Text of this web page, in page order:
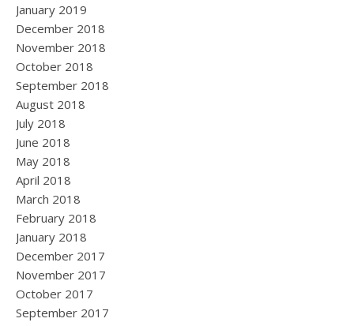
January 2019
December 2018
November 2018
October 2018
September 2018
August 2018
July 2018
June 2018
May 2018
April 2018
March 2018
February 2018
January 2018
December 2017
November 2017
October 2017
September 2017